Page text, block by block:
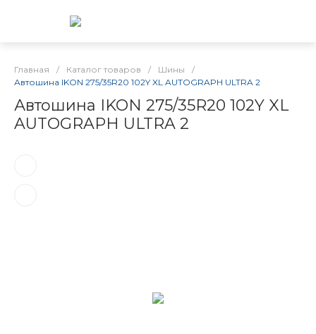
Главная / Каталог товаров / Шины
/
Автошина IKON 275/35R20 102Y XL AUTOGRAPH ULTRA 2
Автошина IKON 275/35R20 102Y XL
AUTOGRAPH ULTRA 2